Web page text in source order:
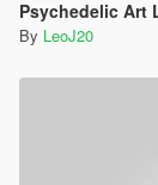
Psychedelic Art
By LeoJ20